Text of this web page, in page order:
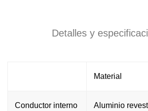
Detalles y
Material
Conductor interno Aluminio